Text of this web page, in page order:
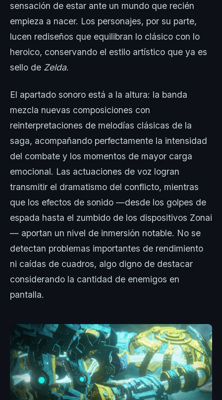
sensación de estar ante un mundo que recién
empieza a nacer. Los personajes, por su parte,
lucen rediseños que equilibran lo clásico con lo
heroico, conservando el estilo artístico que ya es
sello de Zelda.
El apartado sonoro está a la altura: la banda
mezcla nuevas composiciones con
reinterpretaciones de melodías clásicas de la
saga, acompañando perfectamente la intensidad
del combate y los momentos de mayor carga
emocional. Las actuaciones de voz logran
transmitir el dramatismo del conflicto, mientras
que los efectos de sonido —desde los golpes de
espada hasta el zumbido de los dispositivos Zonai
— aportan un nivel de inmersión notable. No se
detectan problemas importantes de rendimiento
ni caídas de cuadros, algo digno de destacar
considerando la cantidad de enemigos en
pantalla.